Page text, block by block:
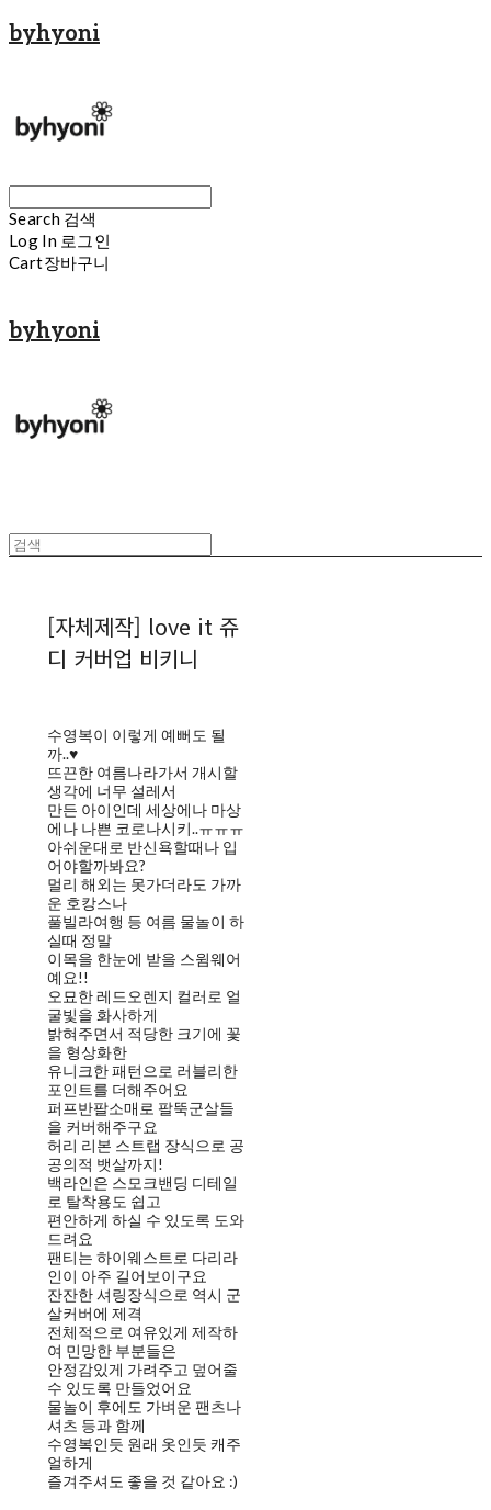
byhyoni
Search 검색
Log In 로그인
Cart장바구니
byhyoni
[자체제작] love it 쥬
디 커버업 비키니
수영복이 이렇게 예뻐도 될
까..♥
뜨끈한 여름나라가서 개시할
생각에 너무 설레서
만든 아이인데 세상에나 마상
에나 나쁜 코로나시키..ㅠㅠㅠ
아쉬운대로 반신욕할때나 입
어야할까봐요?
멀리 해외는 못가더라도 가까
운 호캉스나
풀빌라여행 등 여름 물놀이 하
실때 정말
이목을 한눈에 받을 스윔웨어
예요!!
오묘한 레드오렌지 컬러로 얼
굴빛을 화사하게
밝혀주면서 적당한 크기에 꽃
을 형상화한
유니크한 패턴으로 러블리한
포인트를 더해주어요
퍼프반팔소매로 팔뚝군살들
을 커버해주구요
허리 리본 스트랩 장식으로 공
공의적 뱃살까지!
백라인은 스모크밴딩 디테일
로 탈착용도 쉽고
편안하게 하실 수 있도록 도와
드려요
팬티는 하이웨스트로 다리라
인이 아주 길어보이구요
잔잔한 셔링장식으로 역시 군
살커버에 제격
전체적으로 여유있게 제작하
여 민망한 부분들은
안정감있게 가려주고 덮어줄
수 있도록 만들었어요
물놀이 후에도 가벼운 팬츠나
셔츠 등과 함께
수영복인듯 원래 옷인듯 캐주
얼하게
즐겨주셔도 좋을 것 같아요 :)